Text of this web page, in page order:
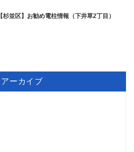
【杉並区】お勧め電柱情報（下井草2丁目）
アーカイブ